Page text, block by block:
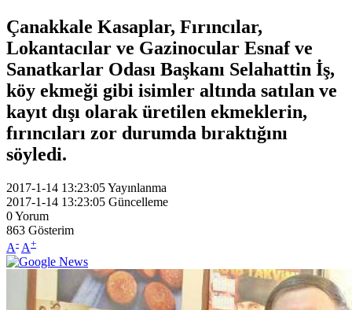
Çanakkale Kasaplar, Fırıncılar,
Lokantacılar ve Gazinocular Esnaf ve
Sanatkarlar Odası Başkanı Selahattin İş,
köy ekmeği gibi isimler altında satılan ve
kayıt dışı olarak üretilen ekmeklerin,
fırıncıları zor durumda bıraktığını
söyledi.
2017-1-14 13:23:05Yayınlanma
2017-1-14 13:23:05 Güncelleme
0Yorum
863 Gösterim
A- A+